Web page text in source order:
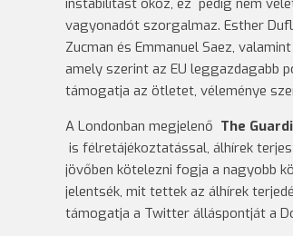
instabilitást okoz, ez pedig nem
vagyonadót szorgalmaz. Esther
Zucman és Emmanuel Saez,
amely szerint az EU leggazdagabb
támogatja az ötletet, véleménye
A Londonban megjelenő The
is félretájékoztatással, álhírek
jövőben kötelezni fogja a nagyobb
jelentsék, mit tettek az álhírek
támogatja a Twitter álláspontját a